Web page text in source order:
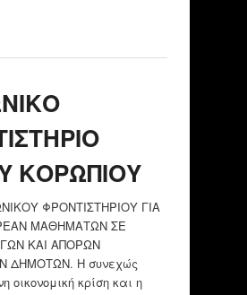
«Σχολείο Αλληλεγγύης»
ΚΟΡΩΠΙΟΥ
ΦΡΟΝΤΙΣΤΗΡΙΟΥ ΓΙΑ
ΜΑΘΗΜΑΤΩΝ ΣΕ
ΚΑΙ ΑΠΟΡΩΝ
ΔΗΜΟΤΩΝ. Η συνεχώς
οικονομική κρίση και η